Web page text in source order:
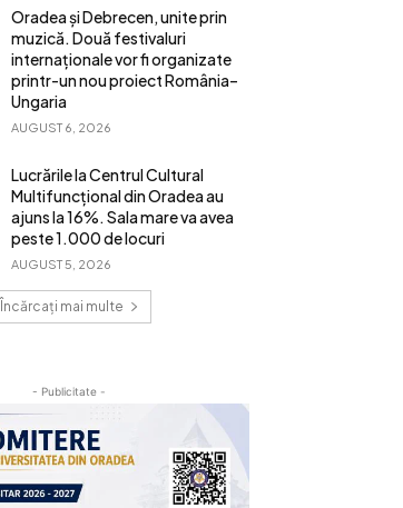
Oradea și Debrecen, unite prin
muzică. Două festivaluri
internaționale vor fi organizate
printr-un nou proiect România–
Ungaria
AUGUST 6, 2026
Lucrările la Centrul Cultural
Multifuncțional din Oradea au
ajuns la 16%. Sala mare va avea
peste 1.000 de locuri
AUGUST 5, 2026
Încărcați mai multe
- Publicitate -